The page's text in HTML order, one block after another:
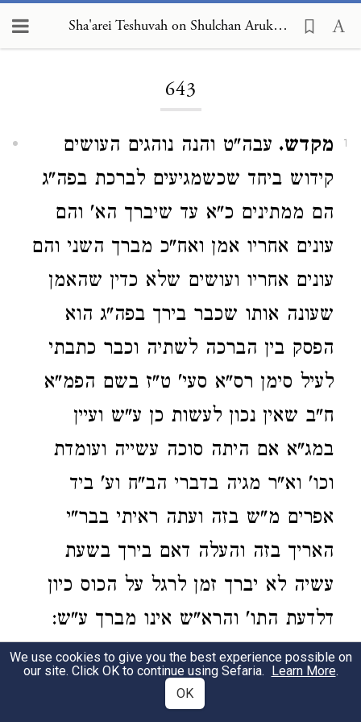
Sha'arei Teshuvah on Shulchan Arukh, Orach Chayim 643
643
1 מקדש. עבה"ט והנה נוהגים העושים
קידוש ביחד שכשמגיעים לברכת בפה"ג
הם ממתינים כ"א עד שיברך הא' והם
עונים אחריו אמן ואח"כ מברך השני והם
עונים אחריו ועושים שלא כדין שהאמן
שעונה אותו שכבר בירך בפה"ג הוא
הפסק בין הברכה לשתיה וכבר כתבתי
לעיל סימן רס"א סעי' ט"ז בשם הפמ"א
ח"ב שאין נכון לעשות כן ע"ש ועיין
במג"א אם היתה סוכה עשייה ועומדת
וכו' וא"ר מגיה בדברי הב"ח וע' ביד
אפרים מ"ש בזה ועתה ראיתי בבר"י
האריך בזה והעלה דאם בירך בשעת
עשיה לא יברך זמן לרגל על הכוס כיון
דלדעת התו' והרא"ש אינו מברך ע"ש:
בש"ע אבל בשבת וי"ט כו'עבה"ט ע'
מ"ש בשם שכה"ג דביום
We use cookies to give you the best experience possible on
our site. Click OK to continue using Sefaria. Learn More.
OK